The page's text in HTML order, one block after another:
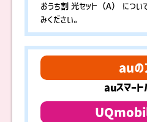
おうち割 光セット（A） につい
みください。
au
auスマート